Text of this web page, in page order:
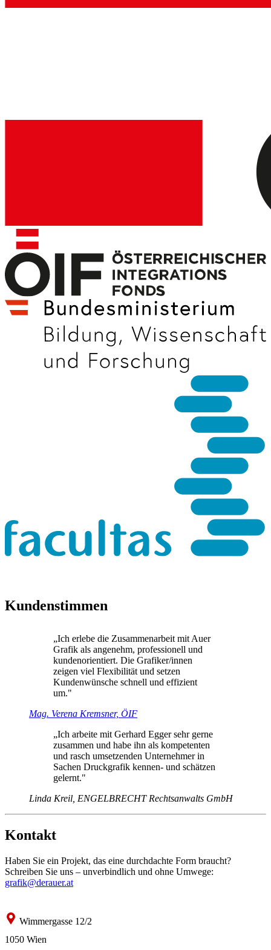
Kundenstimmen
„Ich erlebe die Zusammenarbeit mit Auer
Grafik als angenehm, professionell und
kundenorientiert. Die Grafiker/innen
zeigen viel Flexibilität und setzen
Kundenwünsche schnell und effizient
um."
Mag. Verena Kremsner, ÖIF
„Ich arbeite mit Gerhard Egger sehr gerne
zusammen und habe ihn als kompetenten
und rasch umsetzenden Unternehmer in
Sachen Druckgrafik kennen- und schätzen
gelernt."
Linda Kreil, ENGELBRECHT Rechtsanwalts GmbH
Kontakt
Haben Sie ein Projekt, das eine durchdachte Form braucht?
Schreiben Sie uns – unverbindlich und ohne Umwege:
grafik@derauer.at
Wimmergasse 12/2
1050 Wien